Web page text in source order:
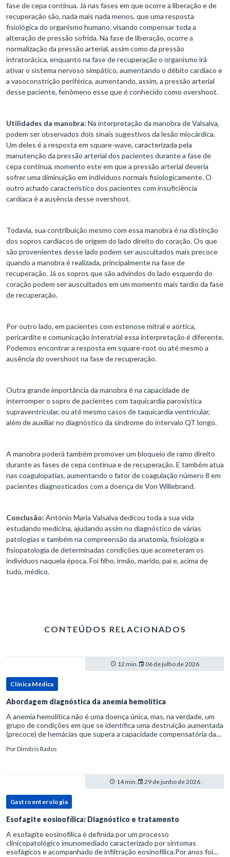
fase de cepa contínua. Já nas fases em que ocorre a liberação e de
recuperação são, nada mais nada menos, que uma resposta
fisiológica do organismo humano, visando compensar toda a
alteração de pressão sofrida. Na fase de liberação, ocorre a
normalização da pressão arterial, assim como da pressão
intratorácica, enquanto na fase de recuperação o organismo irá
ativar o sistema nervoso simpático, aumentando o débito cardíaco e
a vasoconstrição periférica, aumentando, assim, a pressão arterial
desse paciente, fenômeno esse que é conhecido como overshoot.
Utilidades da manobra: Na interpretação da manobra de Valsalva,
podem ser observados dois sinais sugestivos da lesão miocárdica.
Um deles é a resposta em square-wave, caracterizada pela
manutenção da pressão arterial dos pacientes durante a fase de
cepa contínua, momento este em que a pressão arterial deveria
sofrer uma diminuição em indivíduos normais fisiologicamente. O
outro achado característico dos pacientes com insuficiência
cardíaca é a ausência desse overshoot.
Todavia, sua contribuição mesmo com essa manobra é na distinção
dos sopros cardíacos de origem do lado direito do coração. Os que
são provenientes desse lado podem ser auscultados mais precoce
quando a manobra é realizada, principalmente na fase de
recuperação. Já os sopros que são advindos do lado esquerdo do
coração podem ser auscultados em um momento mais tardio da fase
de recuperação.
Por outro lado, em pacientes com estenose mitral e aórtica,
pericardite e comunicação interatrial essa interpretação é diferente.
Podemos encontrar a resposta em square-root ou até mesmo a
ausência do overshoot na fase de recuperação.
Outra grande importância da manobra é na capacidade de
interromper o sopro de pacientes com taquicardia paroxística
supraventricular, ou até mesmo casos de taquicardia ventricular,
além de auxiliar no diagnóstico da síndrome do intervalo QT longo.
A manobra poderá também promover um bloqueio de ramo direito
durante as fases de cepa contínua e de recuperação. E também atua
nas coagulopatias, aumentando o fator de coagulação número 8 em
pacientes diagnosticados com a doença de Von Willebrand.
Conclusão: Antônio Maria Valsalva dedicou toda a sua vida
estudando medicina, ajudando assim no diagnóstico de várias
patologias e também na compreensão da anatomia, fisiologia e
fisiopatologia de determinadas condições que acometeram os
indivíduos naquela época. Foi filho, irmão, marido, pai e, acima de
tudo, médico.
CONTEÚDOS RELACIONADOS
12 min. 06 de julho de 2026
Clínica Médica
Abordagem diagnóstica da anemia hemolítica
A anemia hemolítica não é uma doença única, mas, na verdade, um
grupo de condições em que se identifica uma destruição aumentada
(precoce) de hemácias que supera a capacidade compensatória da
PorDimitris Rados
14 min. 29 de junho de 2026
Gastroenterologia
Esofagite eosinofílica: Diagnóstico e tratamento
A esofagite eosinofílica é definida por um processo
clinicopatológico imunomediado caracterizado por sintomas
esofágicos e acompanhado de infiltração eosinofílica.Por anos foi